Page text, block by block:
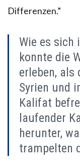
Differenzen.”
Wie es sich
konnte die
erleben, als
Syrien und
Kalifat
laufender
herunter,
trampelten